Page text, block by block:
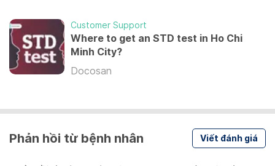
Customer Support
Where to get an STD test in Ho Chi
Minh City?
Docosan
Phản hồi từ bệnh nhân Viết đánh giá